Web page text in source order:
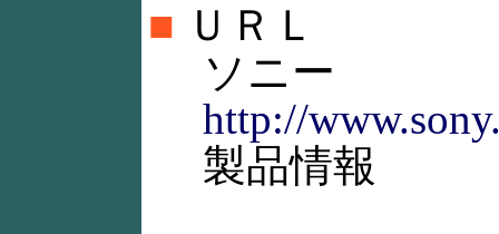
■ ＵＲＬ
ソニー
http://
製品情報